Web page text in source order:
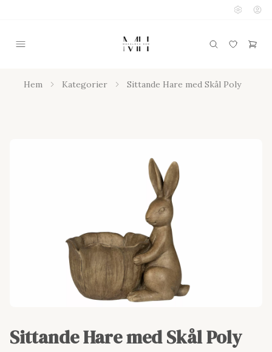
Hem Kategorier Sittande Hare med Skål Poly
Sittande Hare med Skål Poly